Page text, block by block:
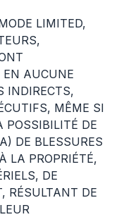
LIMITED,
EN AUCUNE
INDIRECTS,
MÊME SI
POSSIBILITÉ DE
DE BLESSURES
LA PROPRIÉTÉ,
DE
RÉSULTANT DE